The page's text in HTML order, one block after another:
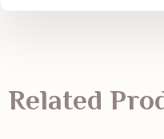
Related